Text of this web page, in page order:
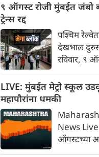
९ ऑगस्ट रोजी मुंबईत
ट्रेन्स रद्द
पश्चिम
देखभाल
रविवार, ९
ब्लॉक लागू
सकाळी
लागू राहील.
LIVE: मुंबईत मेट्रो स्कूल उडवून देण्याची
महापौरांना धमकी
News
ऑगस्टच्या